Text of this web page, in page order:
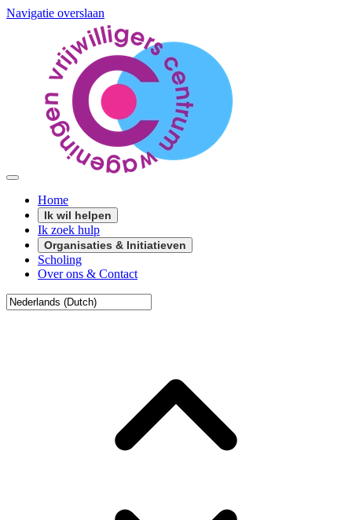
Navigatie overslaan
Home
Ik wil helpen
Ik zoek hulp
Organisaties & Initiatieven
Scholing
Over ons & Contact